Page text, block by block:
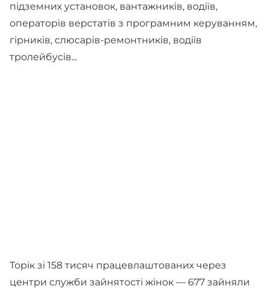
підземних установок, вантажників, водіїв,
операторів верстатів з програмним керуванням,
гірників, слюсарів-ремонтників, водіїв
тролейбусів...
Торік зі 158 тисяч працевлаштованих через
центри служби зайнятості жінок — 677 зайняли